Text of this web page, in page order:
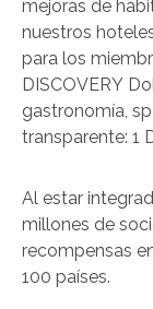
mejoras de
nuestros
para los
DISCOVERY
gastronomía,
transparente: 1
Al estar
millones de
recompensas
100 países.